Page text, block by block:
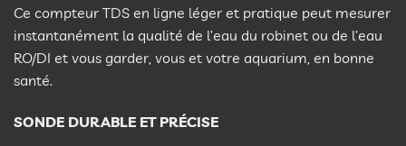
Ce compteur TDS en ligne léger et pratique peut mesurer
instantanément la qualité de l’eau du robinet ou de l’eau
RO/DI et vous garder, vous et votre aquarium, en bonne
santé.
SONDE DURABLE ET PRÉCISE